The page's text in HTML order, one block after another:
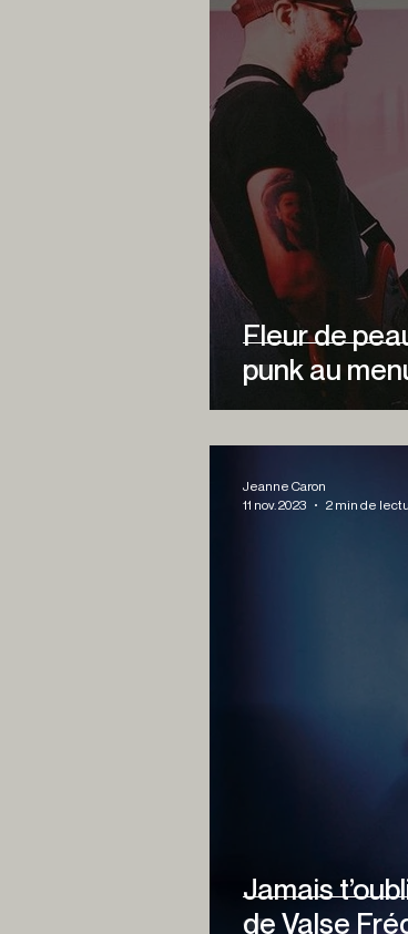
Fleur de
punk au
Jamais
de Valse
Jeanne Caron
11 nov. 2023
2 min de